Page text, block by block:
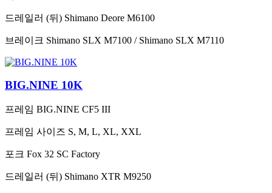
드레일러 (뒤) Shimano Deore M6100
브레이크 Shimano SLX M7100 / Shimano SLX M7110
BIG.NINE 10K
프레임 BIG.NINE CF5 III
프레임 사이즈 S, M, L, XL, XXL
포크 Fox 32 SC Factory
드레일러 (뒤) Shimano XTR M9250